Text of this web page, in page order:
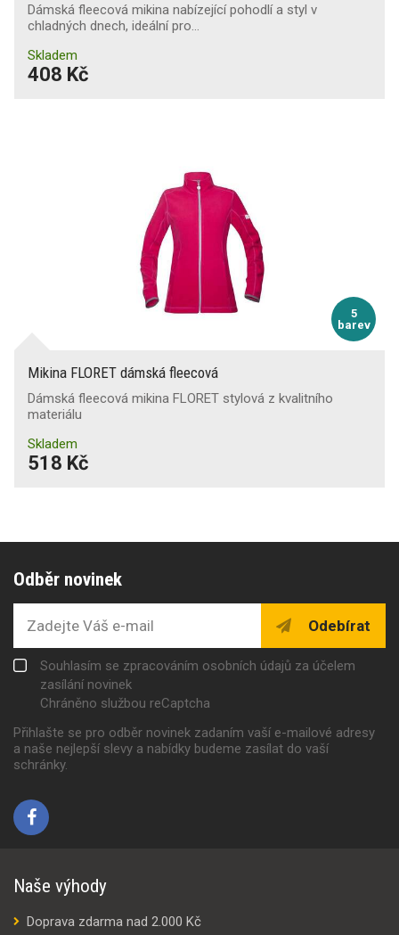
Dámská fleecová mikina nabízející pohodlí a styl v
chladných dnech, ideální pro…
Skladem
408 Kč
5
barev
Mikina FLORET dámská fleecová
Dámská fleecová mikina FLORET stylová z kvalitního
materiálu
Skladem
518 Kč
Odběr novinek
Odebírat
Souhlasím se zpracováním osobních údajů za účelem
zasílání novinek
Chráněno službou reCaptcha
Přihlašte se pro odběr novinek zadaním vaší e-mailové adresy
a naše nejlepší slevy a nabídky budeme zasílat do vaší
schránky.
Naše výhody
Doprava zdarma nad 2.000 Kč